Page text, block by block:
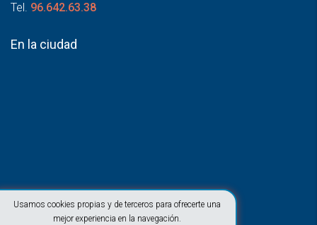
Usamos cookies propias y de terceros para ofrecerte una
mejor experiencia en la navegación.
Tel. 96.642.63.38
En la ciudad